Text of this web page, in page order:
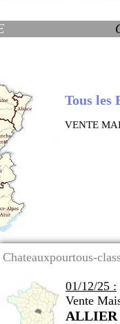
Tous les
VENTE
Chateauxpourtous-
01/12/25 :
Vente
ALLIER